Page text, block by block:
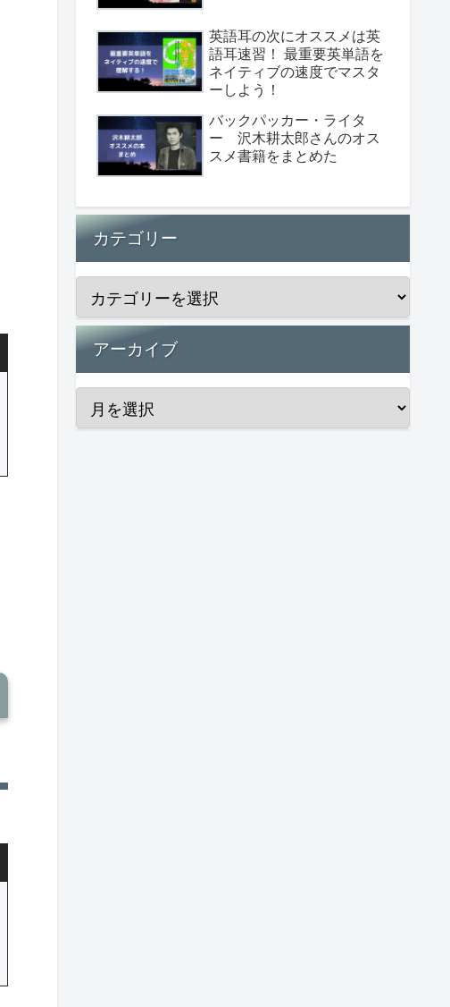
英語耳の次にオススメは英
語耳速習！ 最重要英単語を
ネイティブの速度でマスタ
ーしよう！
バックパッカー・ライタ
ー 沢木耕太郎さんのオス
スメ書籍をまとめた
カテゴリー
アーカイブ